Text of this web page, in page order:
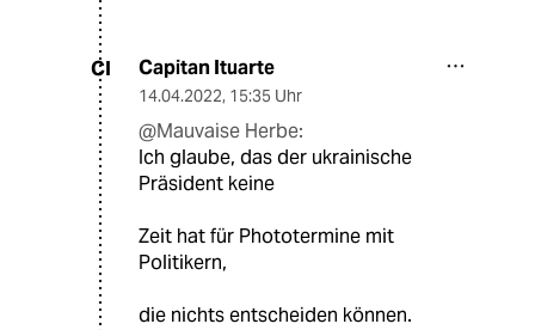
CI Capitan Ituarte
14.04.2022, 15:35 Uhr
@Mauvaise Herbe:
Ich glaube, das der ukrainische
Präsident keine
Zeit hat für Phototermine mit
Politikern,
die nichts entscheiden können.